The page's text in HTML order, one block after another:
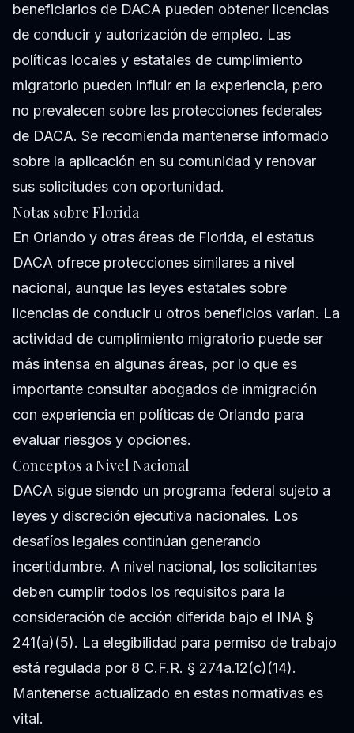
beneficiarios de DACA pueden obtener licencias
de conducir y autorización de empleo. Las
políticas locales y estatales de cumplimiento
migratorio pueden influir en la experiencia, pero
no prevalecen sobre las protecciones federales
de DACA. Se recomienda mantenerse informado
sobre la aplicación en su comunidad y renovar
sus solicitudes con oportunidad.
Notas sobre Florida
En Orlando y otras áreas de Florida, el estatus
DACA ofrece protecciones similares a nivel
nacional, aunque las leyes estatales sobre
licencias de conducir u otros beneficios varían. La
actividad de cumplimiento migratorio puede ser
más intensa en algunas áreas, por lo que es
importante consultar abogados de inmigración
con experiencia en políticas de Orlando para
evaluar riesgos y opciones.
Conceptos a Nivel Nacional
DACA sigue siendo un programa federal sujeto a
leyes y discreción ejecutiva nacionales. Los
desafíos legales continúan generando
incertidumbre. A nivel nacional, los solicitantes
deben cumplir todos los requisitos para la
consideración de acción diferida bajo el INA §
241(a)(5). La elegibilidad para permiso de trabajo
está regulada por 8 C.F.R. § 274a.12(c)(14).
Mantenerse actualizado en estas normativas es
vital.